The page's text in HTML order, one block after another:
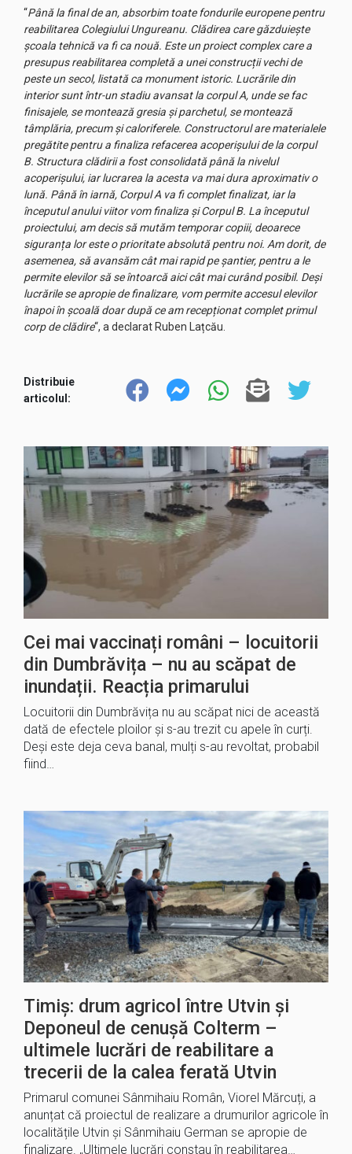
“Până la final de an, absorbim toate fondurile europene pentru
reabilitarea Colegiului Ungureanu. Clădirea care găzduiește
școala tehnică va fi ca nouă. Este un proiect complex care a
presupus reabilitarea completă a unei construcții vechi de
peste un secol, listată ca monument istoric. Lucrările din
interior sunt într-un stadiu avansat la corpul A, unde se fac
finisajele, se montează gresia și parchetul, se montează
tâmplăria, precum și caloriferele. Constructorul are materialele
pregătite pentru a finaliza refacerea acoperișului de la corpul
B. Structura clădirii a fost consolidată până la nivelul
acoperișului, iar lucrarea la acesta va mai dura aproximativ o
lună. Până în iarnă, Corpul A va fi complet finalizat, iar la
începutul anului viitor vom finaliza și Corpul B. La începutul
proiectului, am decis să mutăm temporar copiii, deoarece
siguranța lor este o prioritate absolută pentru noi. Am dorit, de
asemenea, să avansăm cât mai rapid pe șantier, pentru a le
permite elevilor să se întoarcă aici cât mai curând posibil. Deși
lucrările se apropie de finalizare, vom permite accesul elevilor
înapoi în școală doar după ce am recepționat complet primul
corp de clădire“, a declarat Ruben Lațcău.
Distribuie
articolul:
Cei mai vaccinați români – locuitorii
din Dumbrăvița – nu au scăpat de
inundații. Reacția primarului
Locuitorii din Dumbrăvița nu au scăpat nici de această
dată de efectele ploilor și s-au trezit cu apele în curți.
Deși este deja ceva banal, mulți s-au revoltat, probabil
fiind…
Timiș: drum agricol între Utvin și
Deponeul de cenușă Colterm –
ultimele lucrări de reabilitare a
trecerii de la calea ferată Utvin
Primarul comunei Sânmihaiu Român, Viorel Mărcuți, a
anunțat că proiectul de realizare a drumurilor agricole în
localitățile Utvin și Sânmihaiu German se apropie de
finalizare. „Ultimele lucrări constau în reabilitarea…